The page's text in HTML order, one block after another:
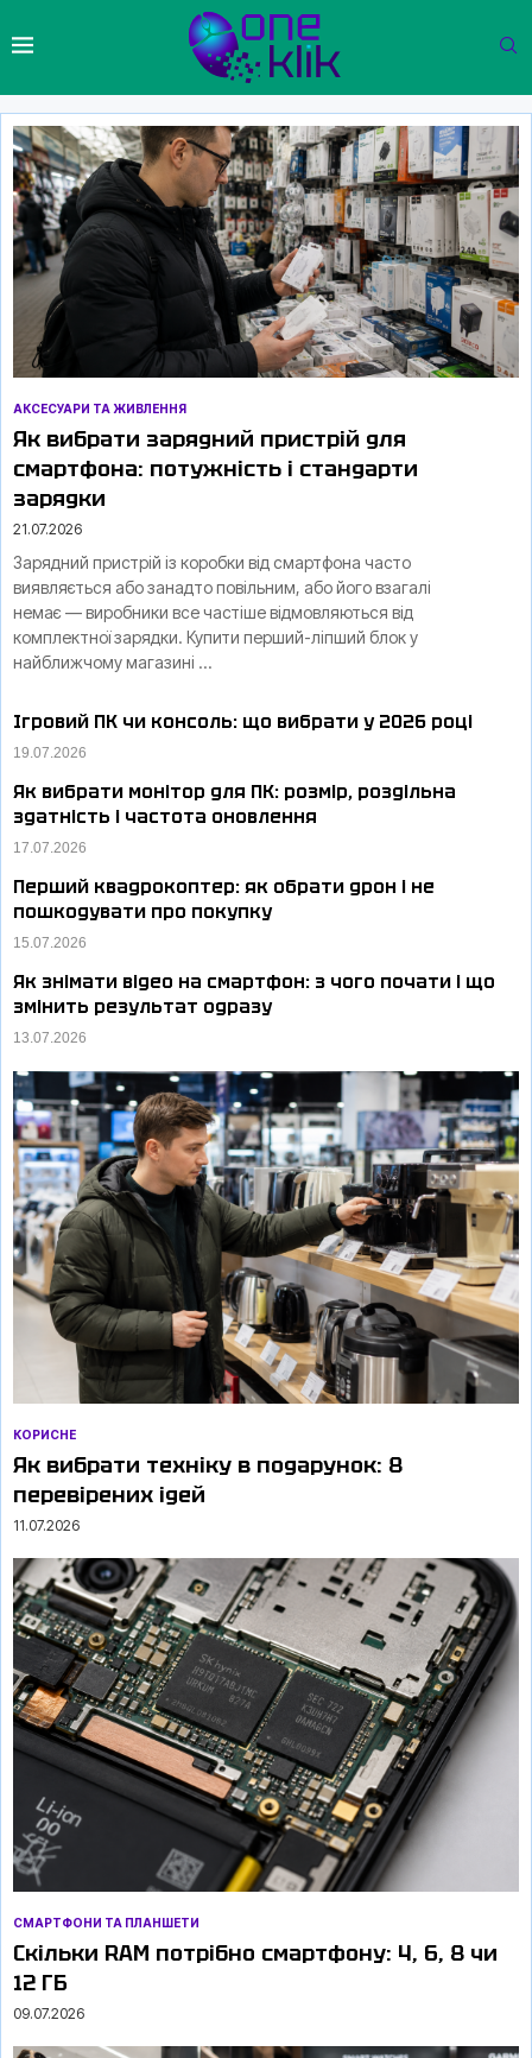
АКСЕСУАРИ ТА ЖИВЛЕННЯ
Як вибрати зарядний пристрій для
смартфона: потужність і стандарти
зарядки
21.07.2026
Зарядний пристрій із коробки від смартфона часто
виявляється або занадто повільним, або його взагалі
немає — виробники все частіше відмовляються від
комплектної зарядки. Купити перший-ліпший блок у
найближчому магазині …
Ігровий ПК чи консоль: що вибрати у 2026 році
19.07.2026
Як вибрати монітор для ПК: розмір, роздільна
здатність і частота оновлення
17.07.2026
Перший квадрокоптер: як обрати дрон і не
пошкодувати про покупку
15.07.2026
Як знімати відео на смартфон: з чого почати і що
змінить результат одразу
13.07.2026
КОРИСНЕ
Як вибрати техніку в подарунок: 8
перевірених ідей
11.07.2026
СМАРТФОНИ ТА ПЛАНШЕТИ
Скільки RAM потрібно смартфону: 4, 6, 8 чи
12 ГБ
09.07.2026